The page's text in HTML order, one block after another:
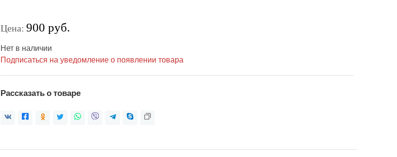
Цена: 900 руб.
Нет в наличии
Подписаться на уведомление о появлении товара
Рассказать о товаре